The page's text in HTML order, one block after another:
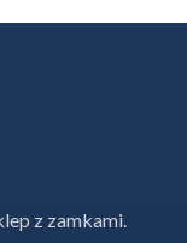
z zamkami.